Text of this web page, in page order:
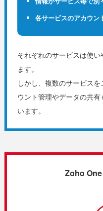
各サービスのアカウン
それぞれのサービスは使
ます。
しかし、複数のサービス
ウント管理やデータの共
います。
Zoho